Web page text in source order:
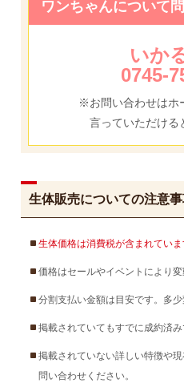
ワンちゃんについて
いか
0745-
※お問い合わせはホ
言っていただける
生体販売についての注意事
生体価格は消費税が含まれていま
価格はセールやイベントにより変
分割支払い金額は目安です。多少
掲載されていてもすでに成約済
掲載されていない詳しい特徴や
問い合わせください。